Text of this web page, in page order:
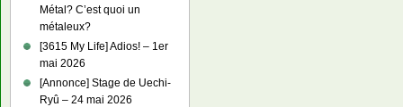
Métal? C’est quoi un
métaleux?
[3615 My Life] Adios! – 1er
mai 2026
[Annonce] Stage de Uechi-
Ryû – 24 mai 2026